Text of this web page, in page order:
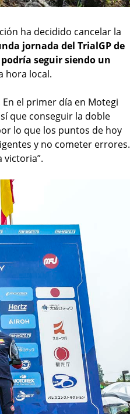
ha decidido cancelar la
jornada del TrialGP de
seguir siendo un
hora local.
el primer día en Motegi
que conseguir la doble
lo que los puntos de hoy
y no cometer errores.